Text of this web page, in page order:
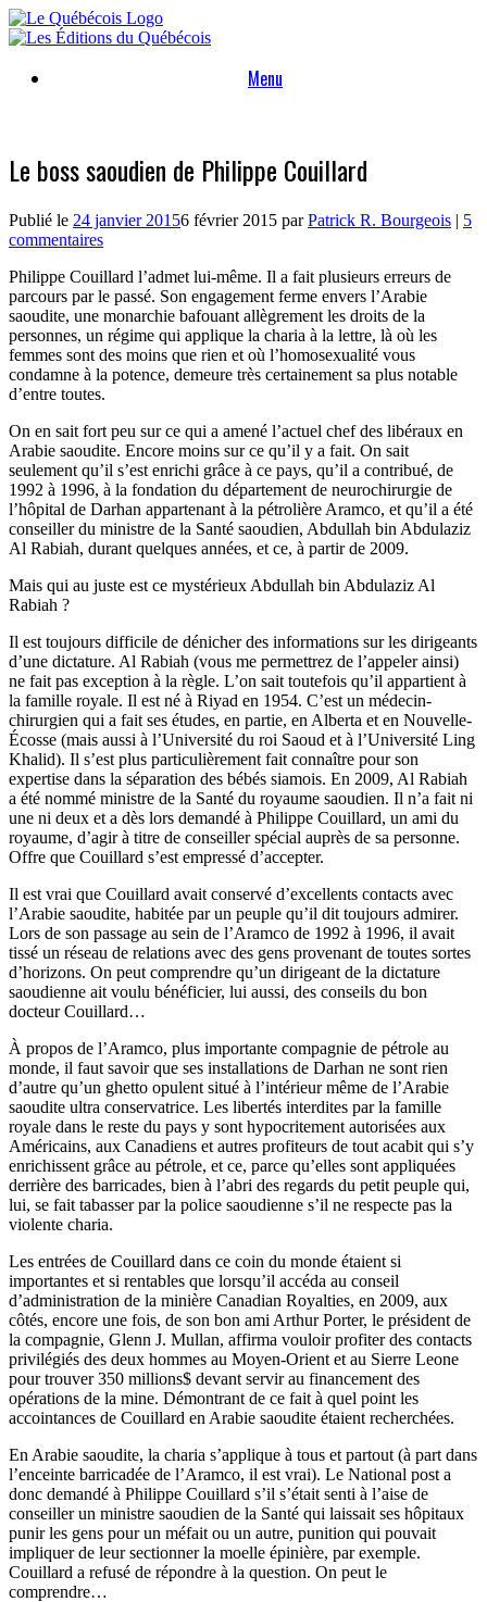
Skip
to
Menu
Le boss saoudien de Philippe Couillard
Publié le 24 janvier 20156 février 2015 parPatrick R. Bourgeois | 5
commentaires
Philippe Couillard l’admet lui-même. Il a fait plusieurs erreurs de
parcours par le passé. Son engagement ferme envers l’Arabie
saoudite, une monarchie bafouant allègrement les droits de la
personnes, un régime qui applique la charia à la lettre, là où les
femmes sont des moins que rien et où l’homosexualité vous
condamne à la potence, demeure très certainement sa plus notable
d’entre toutes.
On en sait fort peu sur ce qui a amené l’actuel chef des libéraux en
Arabie saoudite. Encore moins sur ce qu’il y a fait. On sait
seulement qu’il s’est enrichi grâce à ce pays, qu’il a contribué, de
1992 à 1996, à la fondation du département de neurochirurgie de
l’hôpital de Darhan appartenant à la pétrolière Aramco, et qu’il a été
conseiller du ministre de la Santé saoudien, Abdullah bin Abdulaziz
Al Rabiah, durant quelques années, et ce, à partir de 2009.
Mais qui au juste est ce mystérieux Abdullah bin Abdulaziz Al
Rabiah ?
Il est toujours difficile de dénicher des informations sur les dirigeants
d’une dictature. Al Rabiah (vous me permettrez de l’appeler ainsi)
ne fait pas exception à la règle. L’on sait toutefois qu’il appartient à
la famille royale. Il est né à Riyad en 1954. C’est un médecin-
chirurgien qui a fait ses études, en partie, en Alberta et en Nouvelle-
Écosse (mais aussi à l’Université du roi Saoud et à l’Université Ling
Khalid). Il s’est plus particulièrement fait connaître pour son
expertise dans la séparation des bébés siamois. En 2009, Al Rabiah
a été nommé ministre de la Santé du royaume saoudien. Il n’a fait ni
une ni deux et a dès lors demandé à Philippe Couillard, un ami du
royaume, d’agir à titre de conseiller spécial auprès de sa personne.
Offre que Couillard s’est empressé d’accepter.
Il est vrai que Couillard avait conservé d’excellents contacts avec
l’Arabie saoudite, habitée par un peuple qu’il dit toujours admirer.
Lors de son passage au sein de l’Aramco de 1992 à 1996, il avait
tissé un réseau de relations avec des gens provenant de toutes sortes
d’horizons. On peut comprendre qu’un dirigeant de la dictature
saoudienne ait voulu bénéficier, lui aussi, des conseils du bon
docteur Couillard…
À propos de l’Aramco, plus importante compagnie de pétrole au
monde, il faut savoir que ses installations de Darhan ne sont rien
d’autre qu’un ghetto opulent situé à l’intérieur même de l’Arabie
saoudite ultra conservatrice. Les libertés interdites par la famille
royale dans le reste du pays y sont hypocritement autorisées aux
Américains, aux Canadiens et autres profiteurs de tout acabit qui s’y
enrichissent grâce au pétrole, et ce, parce qu’elles sont appliquées
derrière des barricades, bien à l’abri des regards du petit peuple qui,
lui, se fait tabasser par la police saoudienne s’il ne respecte pas la
violente charia.
Les entrées de Couillard dans ce coin du monde étaient si
importantes et si rentables que lorsqu’il accéda au conseil
d’administration de la minière Canadian Royalties, en 2009, aux
côtés, encore une fois, de son bon ami Arthur Porter, le président de
la compagnie, Glenn J. Mullan, affirma vouloir profiter des contacts
privilégiés des deux hommes au Moyen-Orient et au Sierre Leone
pour trouver 350 millions$ devant servir au financement des
opérations de la mine. Démontrant de ce fait à quel point les
accointances de Couillard en Arabie saoudite étaient recherchées.
En Arabie saoudite, la charia s’applique à tous et partout (à part dans
l’enceinte barricadée de l’Aramco, il est vrai). Le National post a
donc demandé à Philippe Couillard s’il s’était senti à l’aise de
conseiller un ministre saoudien de la Santé qui laissait ses hôpitaux
punir les gens pour un méfait ou un autre, punition qui pouvait
impliquer de leur sectionner la moelle épinière, par exemple.
Couillard a refusé de répondre à la question. On peut le
comprendre…